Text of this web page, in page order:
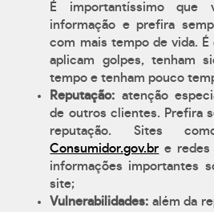
É importantíssimo que
informação e prefira
com mais tempo de vida.
aplicam golpes, tenham
tempo e tenham pouco
Reputação: atenção
de outros clientes. Prefira
reputação. Sites
Consumidor.gov.br e redes
informações importantes
site;
Vulnerabilidades: além da